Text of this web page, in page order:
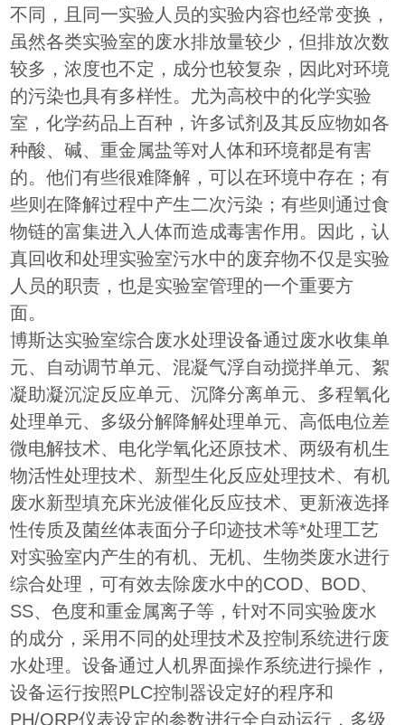
不同，且同一实验人员的实验内容也经常变换，
虽然各类实验室的废水排放量较少，但排放次数
较多，浓度也不定，成分也较复杂，因此对环境
的污染也具有多样性。尤为高校中的化学实验
室，化学药品上百种，许多试剂及其反应物如各
种酸、碱、重金属盐等对人体和环境都是有害
的。他们有些很难降解，可以在环境中存在；有
些则在降解过程中产生二次污染；有些则通过食
物链的富集进入人体而造成毒害作用。因此，认
真回收和处理实验室污水中的废弃物不仅是实验
人员的职责，也是实验室管理的一个重要方
面。
博斯达实验室综合废水处理设备通过废水收集单
元、自动调节单元、混凝气浮自动搅拌单元、絮
凝助凝沉淀反应单元、沉降分离单元、多程氧化
处理单元、多级分解降解处理单元、高低电位差
微电解技术、电化学氧化还原技术、两级有机生
物活性处理技术、新型生化反应处理技术、有机
废水新型填充床光波催化反应技术、更新液选择
性传质及菌丝体表面分子印迹技术等*处理工艺
对实验室内产生的有机、无机、生物类废水进行
综合处理，可有效去除废水中的COD、BOD、
SS、色度和重金属离子等，针对不同实验废水
的成分，采用不同的处理技术及控制系统进行废
水处理。设备通过人机界面操作系统进行操作，
设备运行按照PLC控制器设定好的程序和
PH/ORP仪表设定的参数进行全自动运行，多级